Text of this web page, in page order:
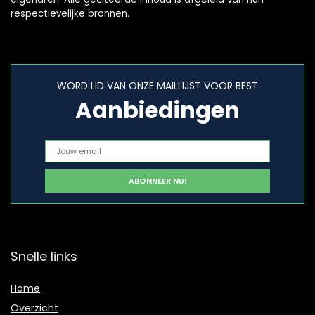
respectievelijke bronnen.
WORD LID VAN ONZE MAILLIJST VOOR BEST
Aanbiedingen
Snelle links
Home
Overzicht